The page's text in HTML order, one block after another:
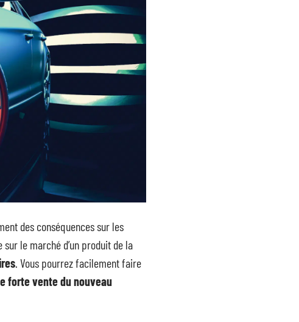
des conséquences sur les
le marché d’un produit de la
. Vous pourrez facilement faire
forte vente du nouveau